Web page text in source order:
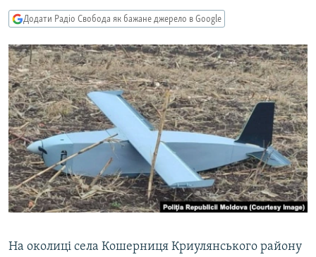
до
КУЛЬТУРА
СПОРТ
УКРАЇНА
СВІТ
КРИМ.РЕАЛІЇ
ТИ ЯК?
СХЕМИ
КИТАЙ.ВИКЛИКИ
МУЛЬТИМЕДІА
ФОТО
СПЕЦПРОЄКТИ
ПОДКАСТИ
КРИМ РЕАЛІЇ
Додати Радіо Свобода як бажане джерело в Google
На околиці села Кошерниця Криулянського району